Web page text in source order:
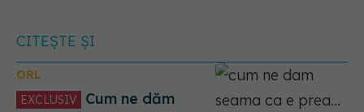
CITEȘTE ȘI
ORL
EXCLUSIV